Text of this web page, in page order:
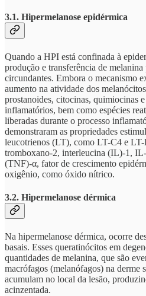
3.1. Hipermelanose epidérmica
Quando a HPI está confinada à
produção e transferência de
circundantes. Embora o mecanismo
aumento na atividade dos
prostanoides, citocinas, quimiocinas
inflamatórios, bem como espécies
liberadas durante o processo
demonstraram as propriedades
leucotrienos (LT), como LT-C4 e
tromboxano-2, interleucina (IL)-1,
(TNF)-α, fator de crescimento
oxigênio, como óxido nítrico.
3.2. Hipermelanose dérmica
Na hipermelanose dérmica, ocorre
basais. Esses queratinócitos em
quantidades de melanina, que são
macrófagos (melanófagos) na derme
acumulam no local da lesão,
acinzentada.